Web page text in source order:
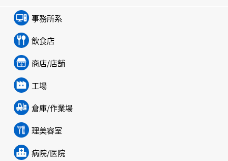
事務所系
飲食店
商店/店舗
工場
倉庫/作業場
理美容室
病院/医院